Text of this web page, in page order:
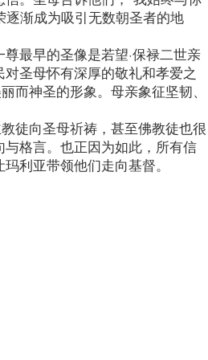
逐渐成为吸引无数朝圣者的地
最早的圣像是若望·保禄二世亲
圣母怀有深厚的敬礼和孝爱之
而神圣的形象。母亲象征坚韧、
徒向圣母祈祷，甚至佛教徒也很
格言。也正因为如此，所有信
利亚带领他们走向基督。